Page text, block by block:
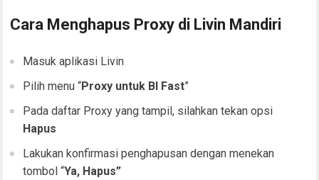
Cara Menghapus Proxy di Livin Mandiri
Masuk aplikasi Livin
Pilih menu “Proxy untuk BI Fast”
Pada daftar Proxy yang tampil, silahkan tekan opsi
Hapus
Lakukan konfirmasi penghapusan dengan menekan
tombol “Ya, Hapus”